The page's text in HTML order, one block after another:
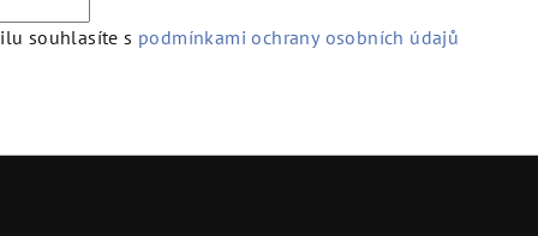
souhlasíte s podmínkami ochrany osobních údajů